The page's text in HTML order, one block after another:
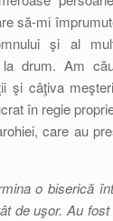
să-mi
şi al
drum. Am
şi câţiva
în regie
care au
o biserică
de uşor. Au